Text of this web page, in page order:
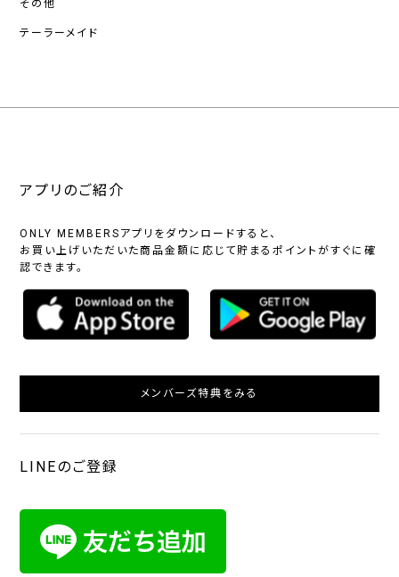
その他
テーラーメイド
アプリのご紹介
ONLY MEMBERSアプリをダウンロードすると、
お買い上げいただいた商品金額に応じて貯まるポイントがすぐに確
認できます。
メンバーズ特典をみる
LINEのご登録